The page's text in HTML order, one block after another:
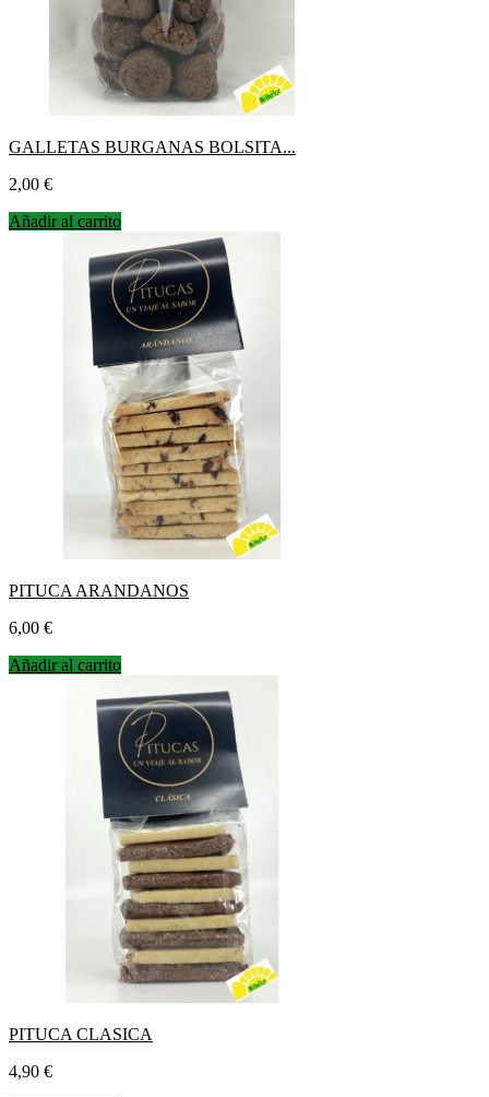
GALLETAS BURGANAS BOLSITA...
Precio
2,00 €
Añadir al carrito
PITUCA ARANDANOS
Precio
6,00 €
Añadir al carrito
PITUCA CLASICA
Precio
4,90 €